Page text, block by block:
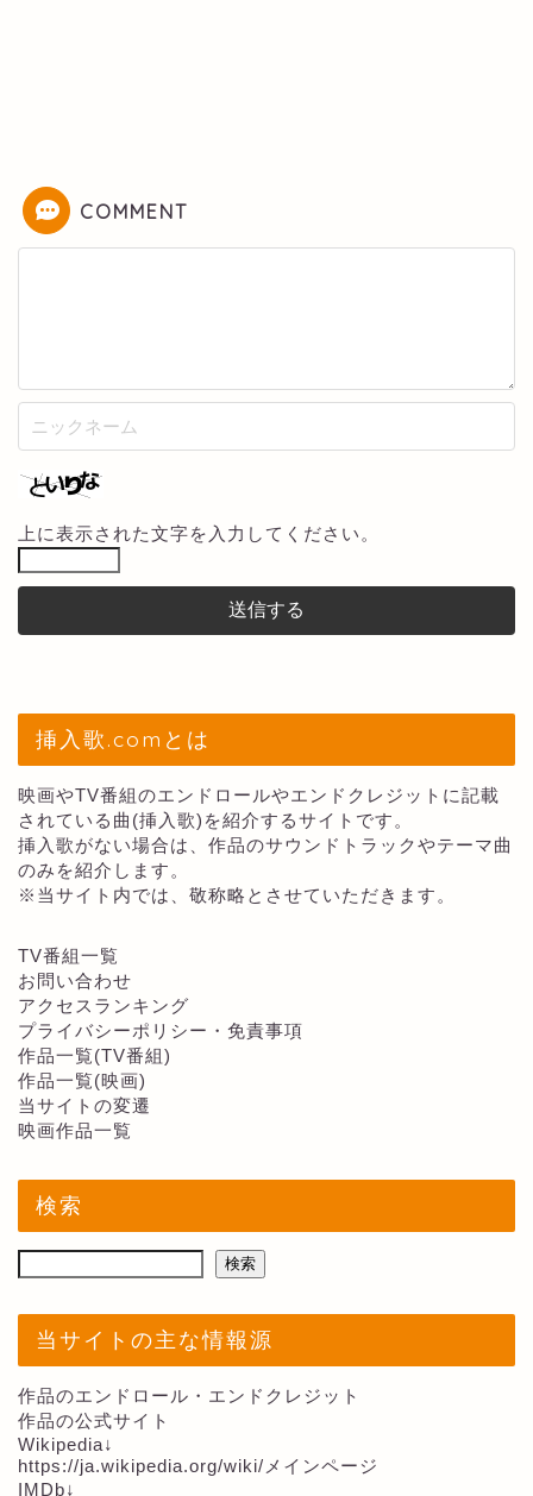
COMMENT
上に表示された文字を入力してください。
挿入歌.comとは
映画やTV番組のエンドロールやエンドクレジットに記載
されている曲(挿入歌)を紹介するサイトです。
挿入歌がない場合は、作品のサウンドトラックやテーマ曲
のみを紹介します。
※当サイト内では、敬称略とさせていただきます。
TV番組一覧
お問い合わせ
アクセスランキング
プライバシーポリシー・免責事項
作品一覧(TV番組)
作品一覧(映画)
当サイトの変遷
映画作品一覧
検索
検索
当サイトの主な情報源
作品のエンドロール・エンドクレジット
作品の公式サイト
Wikipedia↓
https://ja.wikipedia.org/wiki/メインページ
IMDb↓